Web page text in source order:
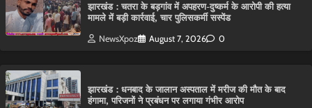
झारखंड : चतरा के बड़गांव में अपहरण-दुष्कर्म के आरोपी की हत्या
मामले में बड़ी कार्रवाई, चार पुलिसकर्मी सस्पेंड
NewsXpoz August 7, 2026 0
झारखंड : धनबाद के जालान अस्पताल में मरीज की मौत के बाद
हंगामा, परिजनों ने प्रबंधन पर लगाया गंभीर आरोप